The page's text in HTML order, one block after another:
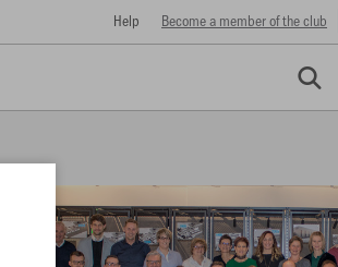
Help Become a member of the club